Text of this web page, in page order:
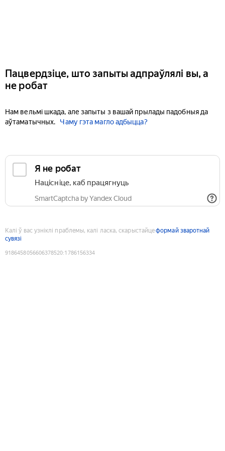
Пацвердзіце, што запыты адпраўлялі вы, а
не робат
Нам вельмі шкада, але запыты з вашай прылады падобныя да
аўтаматычных.
Чаму гэта магло адбыцца?
Я не робат
Націсніце, каб працягнуць
SmartCaptcha by Yandex Cloud
Калі ў вас узніклі праблемы, калі ласка, скарыстайцеформай зваротнай
сувязі
9186458056606378520:1786156334